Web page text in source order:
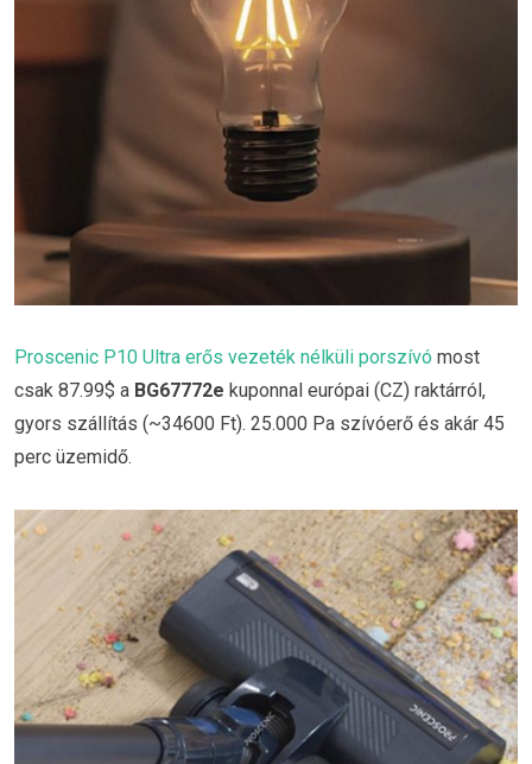
Proscenic P10 Ultra erős vezeték nélküli porszívó most
csak 87.99$ a BG67772e kuponnal európai (CZ) raktárról,
gyors szállítás (~34600 Ft). 25.000 Pa szívóerő és akár 45
perc üzemidő.